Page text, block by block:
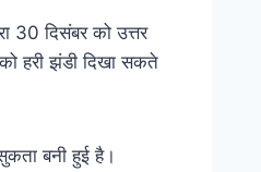
30 दिसंबर को उत्तर
हरी झंडी दिखा सकते
बनी हुई है।